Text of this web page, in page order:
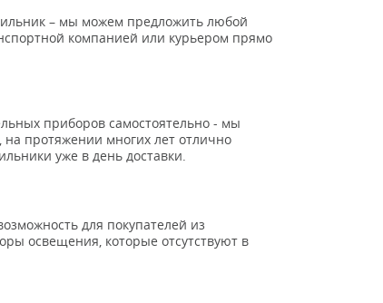
– мы можем предложить любой
компанией или курьером прямо
приборов самостоятельно - мы
протяжении многих лет отлично
уже в день доставки.
для покупателей из
освещения, которые отсутствуют в